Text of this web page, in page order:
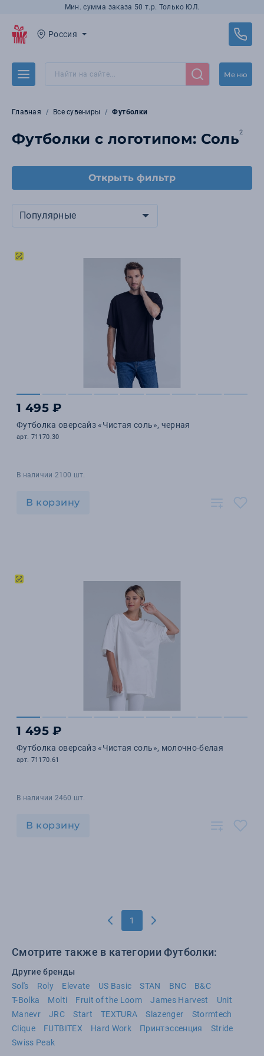
Мин. сумма заказа 50 т.р. Только ЮЛ.
Россия
Меню
Главная Все сувениры Футболки
Футболки с логотипом: Соль2
Открыть фильтр
Популярные
1 495 ₽
Футболка оверсайз «Чистая соль», черная
арт. 71170.30
В наличии 2100 шт.
В корзину
1 495 ₽
Футболка оверсайз «Чистая соль», молочно-белая
арт. 71170.61
В наличии 2460 шт.
В корзину
1
Смотрите также в категории Футболки:
Другие бренды
Sol's
Roly Elevate US Basic STAN BNC
B&C
T-Bolka
Molti Fruit of the Loom James Harvest
Unit
Manevr
JRC Start TEXTURA Slazenger
Stormtech
Clique
FUTBITEX Hard Work Принтэссенция
Stride
Swiss Peak